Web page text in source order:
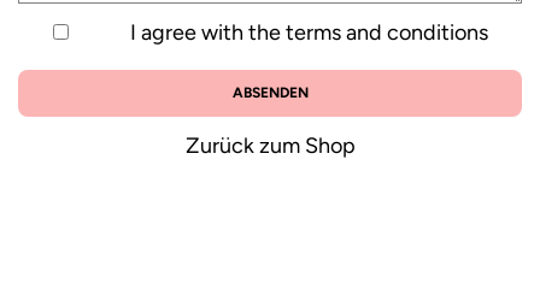
I agree with theterms and conditions
Zurück zum Shop